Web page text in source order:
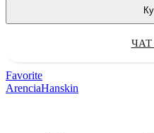
ЧАТ
Favorite
ArenciaHanskin